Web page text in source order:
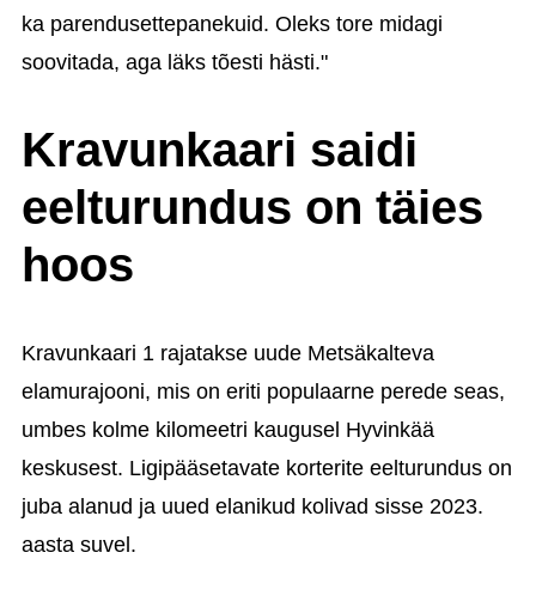
ka parendusettepanekuid. Oleks tore midagi
soovitada, aga läks tõesti hästi."
Kravunkaari saidi
eelturundus on täies
hoos
Kravunkaari 1 rajatakse uude Metsäkalteva
elamurajooni, mis on eriti populaarne perede seas,
umbes kolme kilomeetri kaugusel Hyvinkää
keskusest. Ligipääsetavate korterite eelturundus on
juba alanud ja uued elanikud kolivad sisse 2023.
aasta suvel.